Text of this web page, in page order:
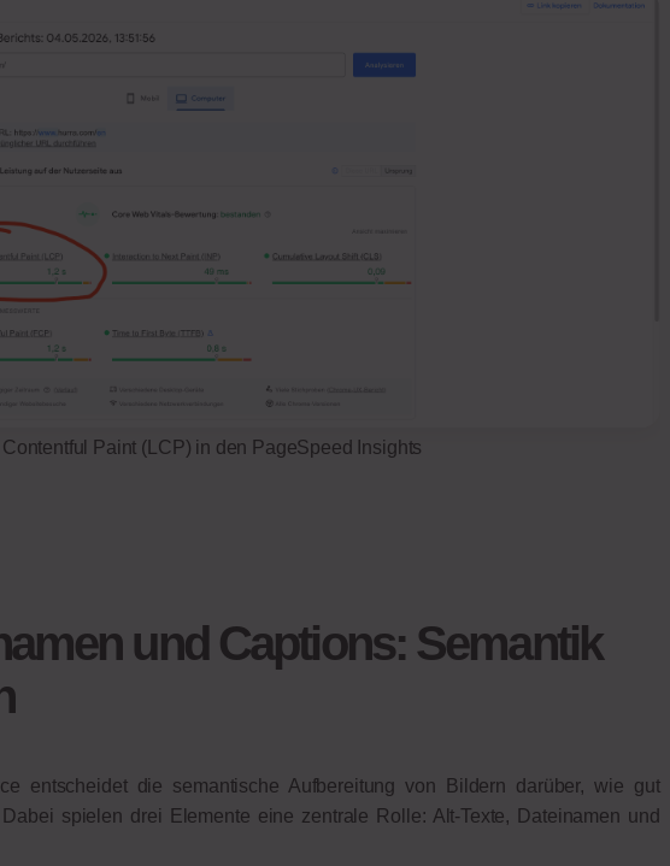
Contentful Paint (LCP) in den PageSpeed Insights
und Captions: Semantik
entscheidet die semantische Aufbereitung von Bildern darüber, wie gut
spielen drei Elemente eine zentrale Rolle: Alt-Texte, Dateinamen und